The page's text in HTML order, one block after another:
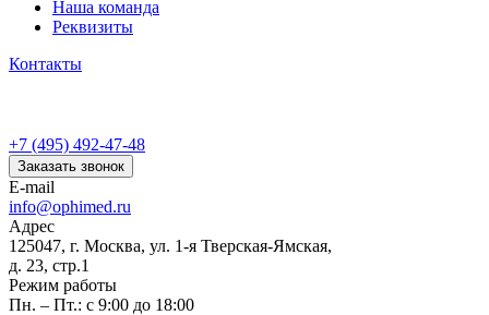
Наша команда
Реквизиты
Контакты
+7 (495) 492-47-48
Заказать звонок
E-mail
info@ophimed.ru
Адрес
125047, г. Москва, ул. 1-я Тверская-Ямская,
д. 23, стр.1
Режим работы
Пн. – Пт.: с 9:00 до 18:00